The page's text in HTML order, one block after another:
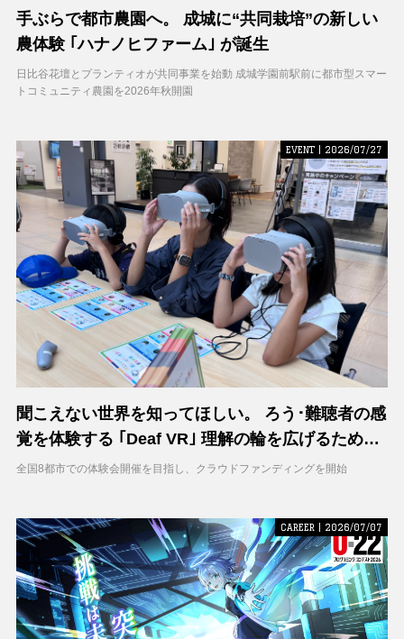
手ぶらで都市農園へ。 成城に“共同栽培”の新しい
農体験 ｢ハナノヒファーム｣ が誕生
日比谷花壇とプランティオが共同事業を始動 成城学園前駅前に都市型スマー
トコミュニティ農園を2026年秋開園
EVENT | 2026/07/27
聞こえない世界を知ってほしい。 ろう･難聴者の感
覚を体験する ｢Deaf VR｣ 理解の輪を広げるため支
援募集を開始
全国8都市での体験会開催を目指し、クラウドファンディングを開始
CAREER | 2026/07/07